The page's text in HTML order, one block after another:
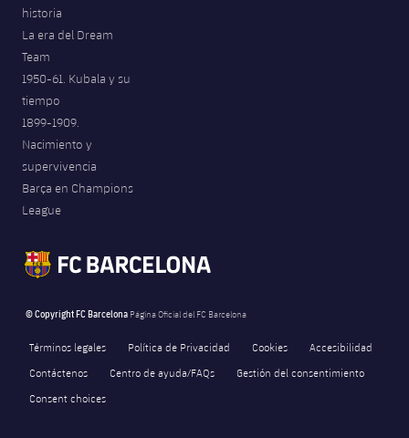
historia
La era del Dream
Team
1950-61. Kubala y su
tiempo
1899-1909.
Nacimiento y
supervivencia
Barça en Champions
League
© Copyright FC Barcelona Página Oficial del FC Barcelona
Términos legales Política de Privacidad Cookies
Accesibilidad
Contáctenos
Centro de ayuda/FAQs
Gestión del consentimiento
Consent choices